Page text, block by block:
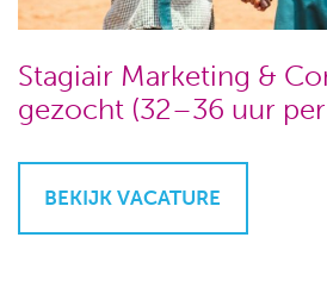
Stagiair Marketing &
gezocht (32–36 uur
BEKIJK VACATURE